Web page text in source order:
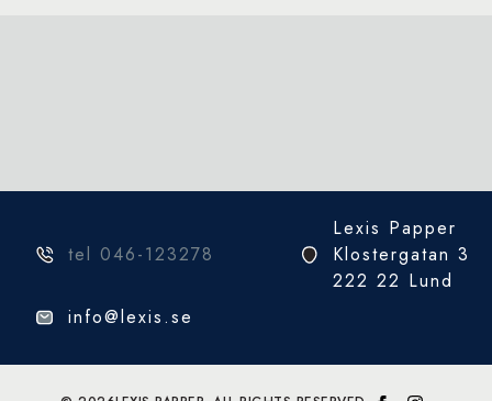
tel 046-123278
Lexis Papper
Klostergatan 3
222 22 Lund
info@lexis.se